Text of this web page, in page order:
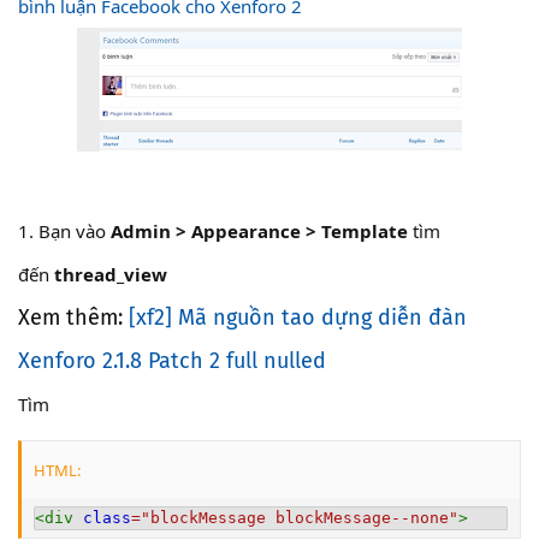
bình luận Facebook cho Xenforo 2
1. Bạn vào Admin > Appearance > Template tìm
đến thread_view
Xem thêm: [xf2] Mã nguồn tao dựng diễn đàn
Xenforo 2.1.8 Patch 2 full nulled
Tìm
HTML:
<div class=" blockMessage blockMessage--none ">